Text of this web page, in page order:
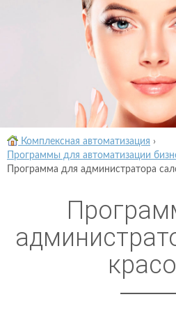
Комплексная автоматизация ›
Программы для автоматизации
Программа для администратора